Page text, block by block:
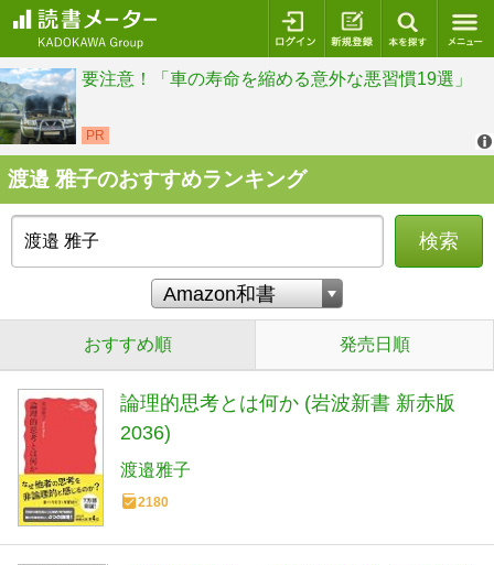
ログイン 新規登録
渡邉 雅子のおすすめランキング
検索
おすすめ順 発売日順
論理的思考とは何か (岩波新書 新赤版
2036)
渡邉雅子
2180